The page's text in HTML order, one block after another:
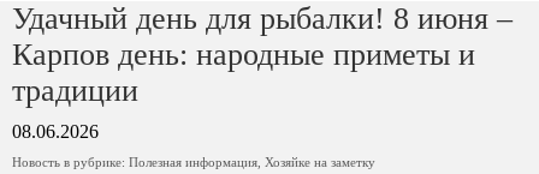
Удачный день для рыбалки! 8 июня –
Карпов день: народные приметы и
традиции
08.06.2026
Новость в рубрике: Полезная информация Хозяйке на заметку